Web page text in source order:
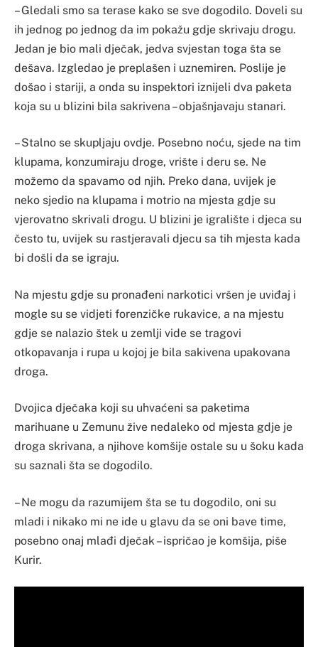
– Gledali smo sa terase kako se sve dogodilo. Doveli su
ih jednog po jednog da im pokažu gdje skrivaju drogu.
Jedan je bio mali dječak, jedva svjestan toga šta se
dešava. Izgledao je preplašen i uznemiren. Poslije je
došao i stariji, a onda su inspektori iznijeli dva paketa
koja su u blizini bila sakrivena – objašnjavaju stanari.
– Stalno se skupljaju ovdje. Posebno noću, sjede na tim
klupama, konzumiraju droge, vrište i deru se. Ne
možemo da spavamo od njih. Preko dana, uvijek je
neko sjedio na klupama i motrio na mjesta gdje su
vjerovatno skrivali drogu. U blizini je igralište i djeca su
često tu, uvijek su rastjeravali djecu sa tih mjesta kada
bi došli da se igraju.
Na mjestu gdje su pronađeni narkotici vršen je uviđaj i
mogle su se vidjeti forenzičke rukavice, a na mjestu
gdje se nalazio štek u zemlji vide se tragovi
otkopavanja i rupa u kojoj je bila sakivena upakovana
droga.
Dvojica dječaka koji su uhvaćeni sa paketima
marihuane u Zemunu žive nedaleko od mjesta gdje je
droga skrivana, a njihove komšije ostale su u šoku kada
su saznali šta se dogodilo.
– Ne mogu da razumijem šta se tu dogodilo, oni su
mladi i nikako mi ne ide u glavu da se oni bave time,
posebno onaj mlađi dječak – ispričao je komšija, piše
Kurir.